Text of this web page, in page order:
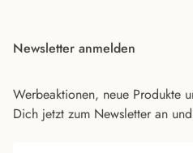
Newsletter anmelden
Werbeaktionen, neue Produkte
Dich jetzt zum Newsletter an